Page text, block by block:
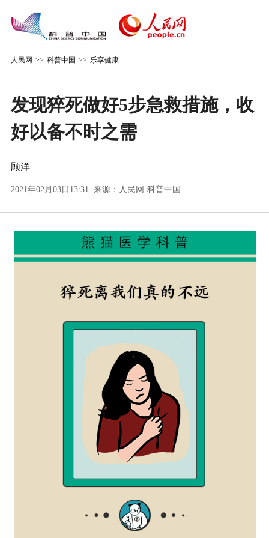
人民网 >> 科普中国 >> 乐享健康
发现猝死做好5步急救措施，收
好以备不时之需
顾洋
2021年02月03日13:31 来源： 人民网-科普中国